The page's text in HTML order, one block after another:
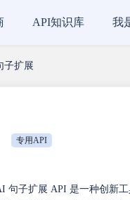
API知识库 我
子扩展
专用API
句子扩展 API 是一种创新